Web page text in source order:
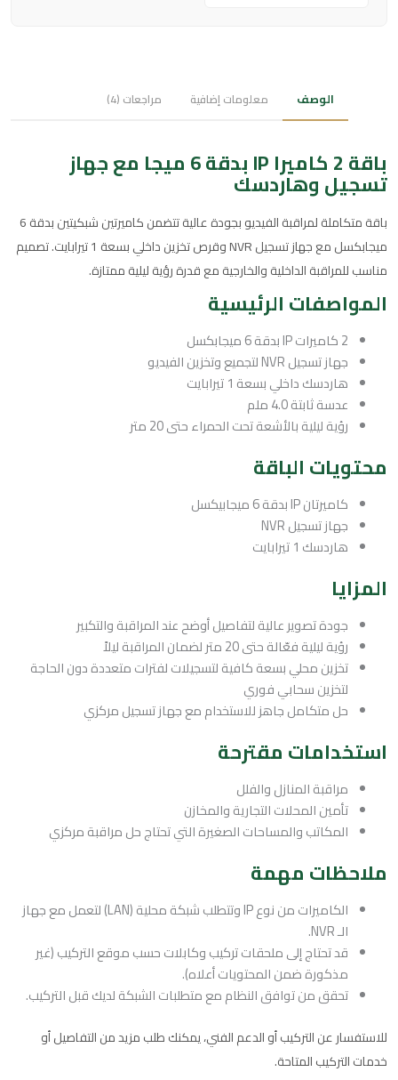
الوصف معلومات إضافية مراجعات (4)
باقة 2 كاميرا IP بدقة 6 ميجا مع جهاز
تسجيل وهاردسك
باقة متكاملة لمراقبة الفيديو بجودة عالية تتضمن كاميرتين شبكيتين بدقة 6
ميجابكسل مع جهاز تسجيل NVR وقرص تخزين داخلي بسعة 1 تيرابايت. تصميم
مناسب للمراقبة الداخلية والخارجية مع قدرة رؤية ليلية ممتازة.
المواصفات الرئيسية
2 كاميرات IP بدقة 6 ميجابكسل
جهاز تسجيل NVR لتجميع وتخزين الفيديو
هاردسك داخلي بسعة 1 تيرابايت
عدسة ثابتة 4.0 ملم
رؤية ليلية بالأشعة تحت الحمراء حتى 20 متر
محتويات الباقة
كاميرتان IP بدقة 6 ميجابيكسل
جهاز تسجيل NVR
هاردسك 1 تيرابايت
المزايا
جودة تصوير عالية لتفاصيل أوضح عند المراقبة والتكبير
رؤية ليلية فعّالة حتى 20 متر لضمان المراقبة ليلاً
تخزين محلي بسعة كافية لتسجيلات لفترات متعددة دون الحاجة
لتخزين سحابي فوري
حل متكامل جاهز للاستخدام مع جهاز تسجيل مركزي
استخدامات مقترحة
مراقبة المنازل والفلل
تأمين المحلات التجارية والمخازن
المكاتب والمساحات الصغيرة التي تحتاج حل مراقبة مركزي
ملاحظات مهمة
الكاميرات من نوع IP وتتطلب شبكة محلية (LAN) لتعمل مع جهاز
الـ NVR.
قد تحتاج إلى ملحقات تركيب وكابلات حسب موقع التركيب (غير
مذكورة ضمن المحتويات أعلاه).
تحقق من توافق النظام مع متطلبات الشبكة لديك قبل التركيب.
للاستفسار عن التركيب أو الدعم الفني، يمكنك طلب مزيد من التفاصيل أو
خدمات التركيب المتاحة.